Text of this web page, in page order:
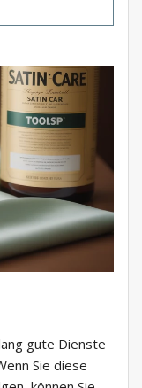
gute Dienste
Sie diese